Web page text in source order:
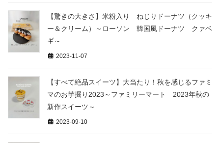
【驚きの大きさ】米粉入り ねじりドーナツ（クッキ
ー＆クリーム）～ローソン 韓国風ドーナツ クァベ
ギ～
2023-11-07
【すべて絶品スイーツ】大当たり！秋を感じるファミ
マのお芋掘り2023～ファミリーマート 2023年秋の
新作スイーツ～
2023-09-10